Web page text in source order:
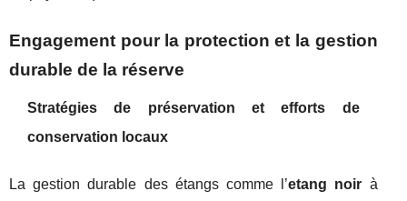
Engagement pour la protection et la gestion
durable de la réserve
Stratégies de préservation et efforts de
conservation locaux
La gestion durable des étangs comme l’etang noir à